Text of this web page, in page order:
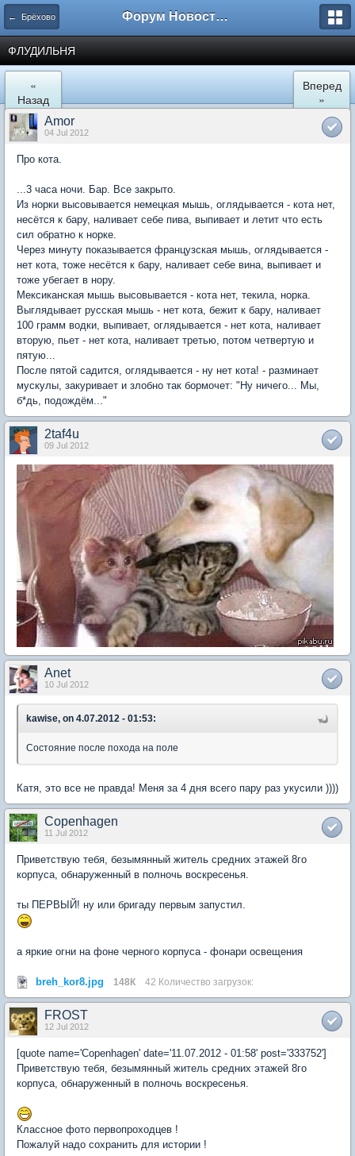
← Брёхово Форум Новостройки
ФЛУДИЛЬНЯ
«
Назад
Вперед
»
Amor
04 Jul 2012
Про кота.
...3 часа ночи. Бар. Все закрыто.
Из норки высовывается немецкая мышь, оглядывается - кота нет,
несётся к бару, наливает себе пива, выпивает и летит что есть
сил обратно к норке.
Через минуту показывается французская мышь, оглядывается -
нет кота, тоже несётся к бару, наливает себе вина, выпивает и
тоже убегает в нору.
Мексиканская мышь высовывается - кота нет, текила, норка.
Выглядывает русская мышь - нет кота, бежит к бару, наливает
100 грамм водки, выпивает, оглядывается - нет кота, наливает
вторую, пьет - нет кота, наливает третью, потом четвертую и
пятую...
После пятой садится, оглядывается - ну нет кота! - разминает
мускулы, закуривает и злобно так бормочет: "Ну ничего... Мы,
б*дь, подождём..."
2taf4u
09 Jul 2012
Anet
10 Jul 2012
kawise, on 4.07.2012 - 01:53:
Состояние после похода на поле
Катя, это все не правда! Меня за 4 дня всего пару раз укусили ))))
Copenhagen
11 Jul 2012
Приветствую тебя, безымянный житель средних этажей 8го
корпуса, обнаруженный в полночь воскресенья.
ты ПЕРВЫЙ! ну или бригаду первым запустил.
а яркие огни на фоне черного корпуса - фонари освещения
breh_kor8.jpg 148К 42 Количество загрузок:
FROST
12 Jul 2012
[quote name='Copenhagen' date='11.07.2012 - 01:58' post='333752']
Приветствую тебя, безымянный житель средних этажей 8го
корпуса, обнаруженный в полночь воскресенья.
Классное фото первопроходцев !
Пожалуй надо сохранить для истории !